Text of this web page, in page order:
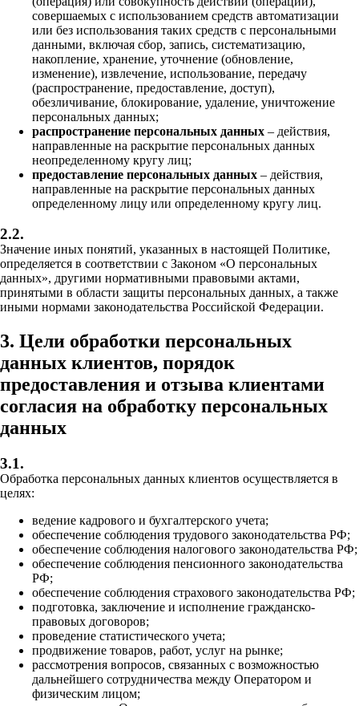
совершаемых с использованием средств автоматизации
или без использования таких средств с персональными
данными, включая сбор, запись, систематизацию,
накопление, хранение, уточнение (обновление,
изменение), извлечение, использование, передачу
(распространение, предоставление, доступ),
обезличивание, блокирование, удаление, уничтожение
персональных данных;
распространение персональных данных – действия,
направленные на раскрытие персональных данных
неопределенному кругу лиц;
предоставление персональных данных – действия,
направленные на раскрытие персональных данных
определенному лицу или определенному кругу лиц.
2.2.
Значение иных понятий, указанных в настоящей Политике,
определяется в соответствии с Законом «О персональных
данных», другими нормативными правовыми актами,
принятыми в области защиты персональных данных, а также
иными нормами законодательства Российской Федерации.
3. Цели обработки персональных
данных клиентов, порядок
предоставления и отзыва клиентами
согласия на обработку персональных
данных
3.1.
Обработка персональных данных клиентов осуществляется в
целях:
ведение кадрового и бухгалтерского учета;
обеспечение соблюдения трудового законодательства РФ;
обеспечение соблюдения налогового законодательства РФ;
обеспечение соблюдения пенсионного законодательства
РФ;
обеспечение соблюдения страхового законодательства РФ;
подготовка, заключение и исполнение гражданско-
правовых договоров;
проведение статистического учета;
продвижение товаров, работ, услуг на рынке;
рассмотрения вопросов, связанных с возможностью
дальнейшего сотрудничества между Оператором и
физическим лицом;